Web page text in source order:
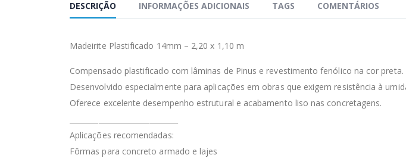
DESCRIÇÃO INFORMAÇÕES ADICIONAIS TAGS COMENTÁRIOS
Madeirite Plastificado 14mm – 2,20 x 1,10 m
Compensado plastificado com lâminas de Pinus e revestimento fenólico na cor preta.
Desenvolvido especialmente para aplicações em obras que exigem resistência à
Oferece excelente desempenho estrutural e acabamento liso nas concretagens.
Aplicações recomendadas:
Fôrmas para concreto armado e lajes